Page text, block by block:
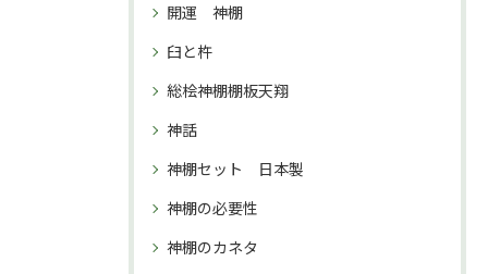
開運 神棚
臼と杵
総桧神棚棚板天翔
神話
神棚セット 日本製
神棚の必要性
神棚のカネタ